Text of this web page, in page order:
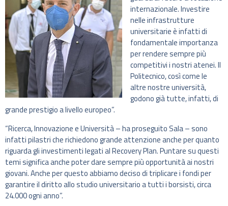
internazionale. Investire
nelle infrastrutture
universitarie è infatti di
fondamentale importanza
per rendere sempre più
competitivi i nostri atenei. Il
Politecnico, così come le
altre nostre università,
godono già tutte, infatti, di
grande prestigio a livello europeo”.
“Ricerca, Innovazione e Università – ha proseguito Sala – sono
infatti pilastri che richiedono grande attenzione anche per quanto
riguarda gli investimenti legati al Recovery Plan. Puntare su questi
temi significa anche poter dare sempre più opportunità ai nostri
giovani. Anche per questo abbiamo deciso di triplicare i fondi per
garantire il diritto allo studio universitario a tutti i borsisti, circa
24.000 ogni anno”.